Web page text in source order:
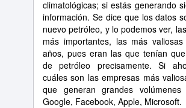
climatológicas; si estás generando
información. Se dice que los datos
nuevo petróleo, y lo podemos ver,
más importantes, las más
años, pues eran las que tenían
de petróleo precisamente. Si
cuáles son las empresas más
que generan grandes
Google, Facebook, Apple, Microsoft.